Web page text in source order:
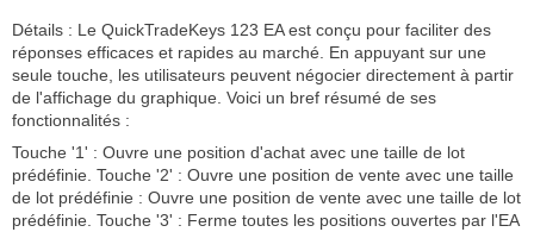
Détails : Le QuickTradeKeys 123 EA est conçu pour faciliter des
réponses efficaces et rapides au marché. En appuyant sur une
seule touche, les utilisateurs peuvent négocier directement à partir
de l'affichage du graphique. Voici un bref résumé de ses
fonctionnalités :
Touche '1' : Ouvre une position d'achat avec une taille de lot
prédéfinie. Touche '2' : Ouvre une position de vente avec une taille
de lot prédéfinie : Ouvre une position de vente avec une taille de lot
prédéfinie. Touche '3' : Ferme toutes les positions ouvertes par l'EA